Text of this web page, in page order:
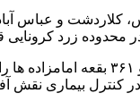
و عباس
زرد کرونایی
اوقاف و امور خیریه
کنترل بیماری نقش